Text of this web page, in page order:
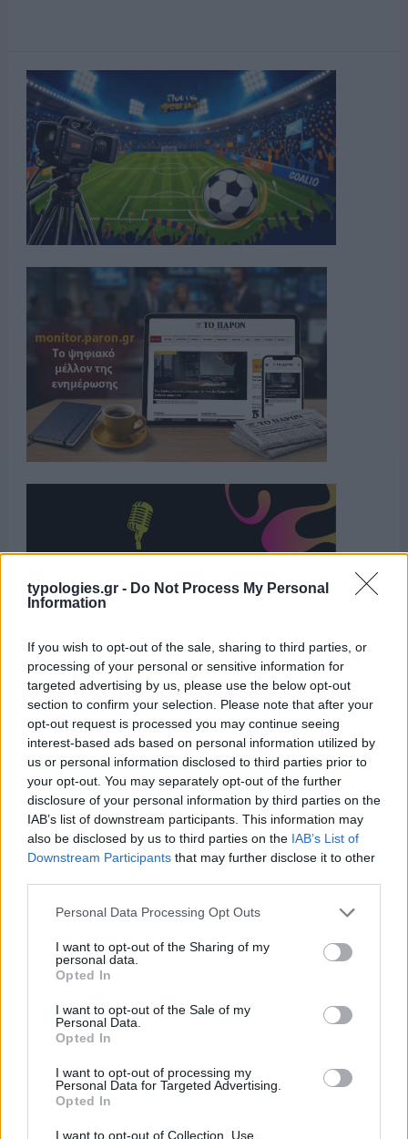
typologies.gr - Do Not Process My Personal
Information
If you wish to opt-out of the sale, sharing to third parties, or
processing of your personal or sensitive information for
targeted advertising by us, please use the below opt-out
section to confirm your selection. Please note that after your
opt-out request is processed you may continue seeing
interest-based ads based on personal information utilized by
us or personal information disclosed to third parties prior to
your opt-out. You may separately opt-out of the further
disclosure of your personal information by third parties on the
IAB’s list of downstream participants. This information may
also be disclosed by us to third parties on the IAB’s List of
Downstream Participants that may further disclose it to other
Please note that this website/app uses one or more Google
not limited to your visit or usage behaviour. You may click to
grant or deny consent to Google and its third-party tags to
use your data for below specified purposes in below Google
consent section.
Personal Data Processing Opt Outs
I want to opt-out of the Sharing of my
personal data.
Opted In
I want to opt-out of the Sale of my
Personal Data.
Opted In
I want to opt-out of processing my
Personal Data for Targeted Advertising.
Opted In
I want to opt-out of Collection, Use,
Η ΣΤΗΛΗ ΜΑΣ
Οι άνθρωποι, οι αυθεντικές ιστορίες,
το ελληνικό καλοκαίρι και ένας
πολιτισμός που μας ενώνει κάθε μέρα.